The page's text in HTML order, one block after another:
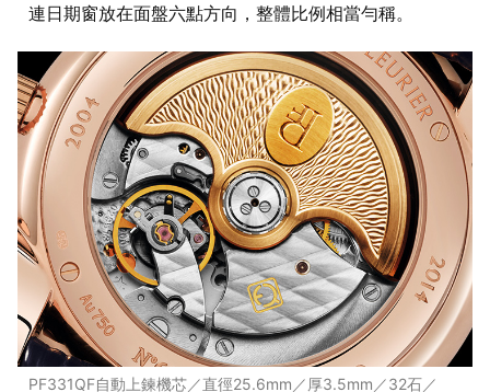
連日期窗放在面盤六點方向，整體比例相當勻稱。
PF331QF自動上鍊機芯／直徑25.6mm／厚3.5mm／32石／